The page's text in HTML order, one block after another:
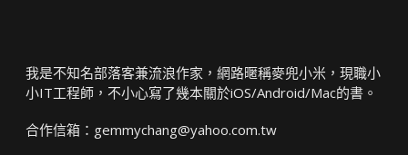
我是不知名部落客兼流浪作家，網路暱稱麥兜小米，現職小
小IT工程師，不小心寫了幾本關於iOS/Android/Mac的書。
合作信箱： gemmychang@yahoo.com.tw